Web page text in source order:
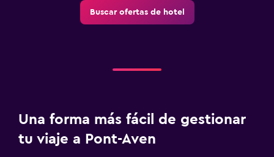
Buscar ofertas de hotel
Una forma más fácil de gestionar
tu viaje a Pont-Aven